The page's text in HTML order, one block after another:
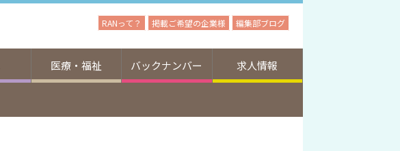
RANって？ 掲載ご希望の企業様 編集部ブログ
医療・福祉 バックナンバー 求人情報